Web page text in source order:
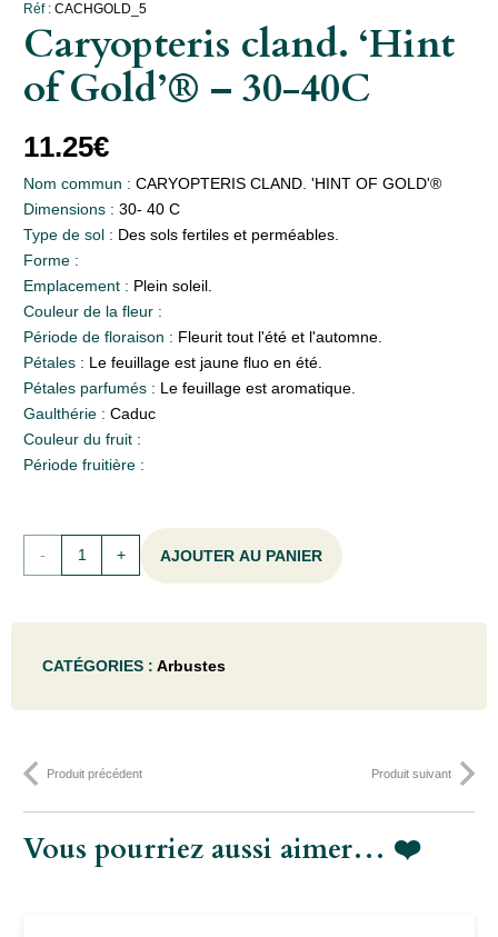
Réf : CACHGOLD_5
Caryopteris cland. ‘Hint
of Gold’® – 30-40C
11.25€
Nom commun : CARYOPTERIS CLAND. 'HINT OF GOLD'®
Dimensions : 30- 40 C
Type de sol : Des sols fertiles et perméables.
Forme :
Emplacement : Plein soleil.
Couleur de la fleur :
Période de floraison : Fleurit tout l'été et l'automne.
Pétales : Le feuillage est jaune fluo en été.
Pétales parfumés : Le feuillage est aromatique.
Gaulthérie : Caduc
Couleur du fruit :
Période fruitière :
quantité
cland.
'Hint
Gold'®
40C
AJOUTER AU PANIER
CATÉGORIES : Arbustes
Produit précédent Produit suivant
Vous pourriez aussi aimer… ❤️